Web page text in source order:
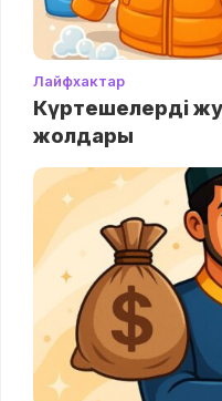
Лайфхактар
Күртешелерді
жолдары